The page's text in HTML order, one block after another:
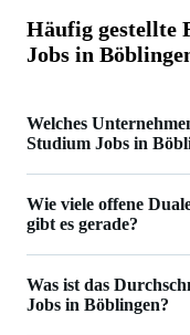
Häufig gestellte
Jobs in
Welches
Studium Jobs in
Duales Studium Jobs
Wie viele offene
gibt es gerade?
Was ist das
Jobs in Böblingen?